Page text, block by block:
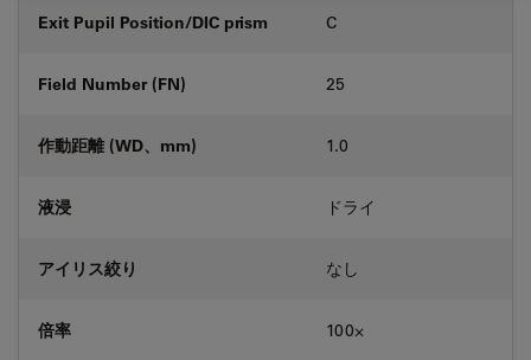
Exit Pupil Position/DIC prism C
Field Number (FN) 25
作動距離 (WD、mm) 1.0
液浸 ドライ
アイリス絞り なし
倍率 100⨉